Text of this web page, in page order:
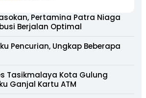
Pertamina Patra Niaga
Berjalan Optimal
Pencurian, Ungkap Beberapa
Tasikmalaya Kota Gulung
Ganjal Kartu ATM